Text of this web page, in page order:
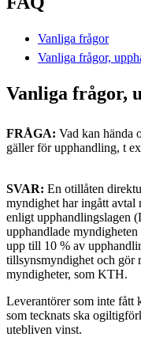
Vanliga frågor
Vanliga frågor,
Vanliga frågor,
FRÅGA: Vad kan hända
gäller för upphandling, t
SVAR: En otillåten
myndighet har ingått avtal
enligt upphandlingslagen
upphandlade
upp till 10 % av
tillsynsmyndighet och gör
myndigheter, som KTH.
Leverantörer som inte fått
som tecknats ska
utebliven vinst.